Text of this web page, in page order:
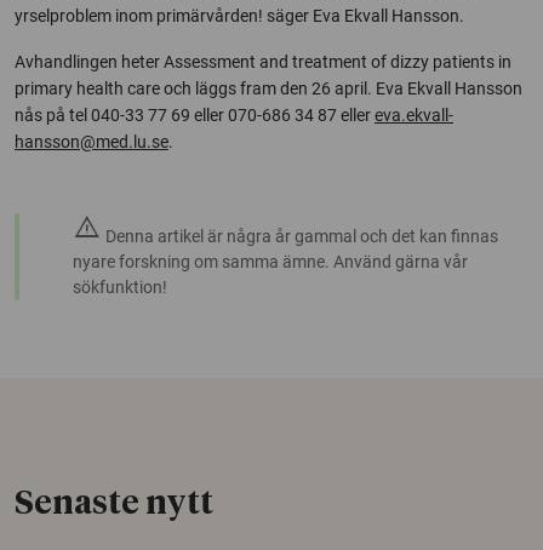
yrselproblem inom primärvården! säger Eva Ekvall Hansson.
Avhandlingen heter Assessment and treatment of dizzy patients in
primary health care och läggs fram den 26 april. Eva Ekvall Hansson
nås på tel 040-33 77 69 eller 070-686 34 87 ellereva.ekvall-
hansson@med.lu.se.
warning Denna artikel är några år gammal och det kan finnas
nyare forskning om samma ämne. Använd gärna vår
sökfunktion!
Senaste nytt